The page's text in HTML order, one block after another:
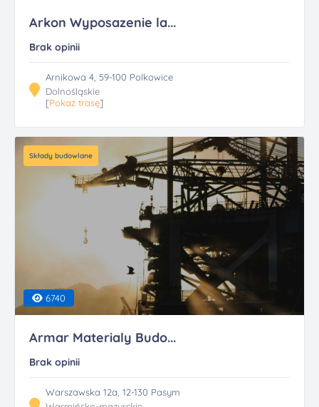
Arkon Wyposazenie la...
Brak opinii
Arnikowa 4, 59-100 Polkowice
Dolnośląskie
[Pokaż trasę]
Składy budowlane
6740
Armar Materialy Budo...
Brak opinii
Warszawska 12a, 12-130 Pasym